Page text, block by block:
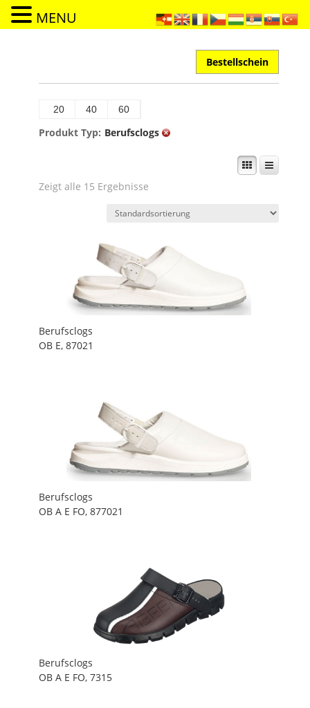
Bestellschein
20 40 60
Produkt Typ: Berufsclogs
Zeigt alle 15 Ergebnisse
Berufsclogs
OB E, 87021
Berufsclogs
OB A E FO, 877021
Berufsclogs
OB A E FO, 7315
MENU